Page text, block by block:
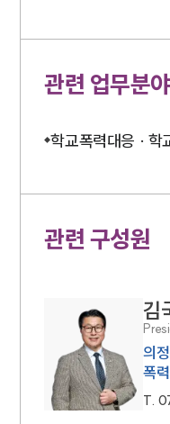
대
관련 업무분야
학교폭력대응 · 학
관련 구성원
김
의
폭
T.